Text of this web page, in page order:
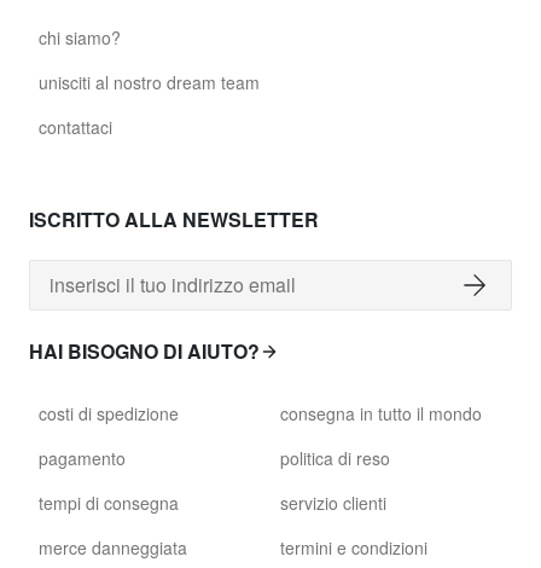
chi siamo?
unisciti al nostro dream team
contattaci
ISCRITTO ALLA NEWSLETTER
HAI BISOGNO DI AIUTO?
costi di spedizione
pagamento
tempi di consegna
merce danneggiata
consegna in tutto il mondo
politica di reso
servizio clienti
termini e condizioni